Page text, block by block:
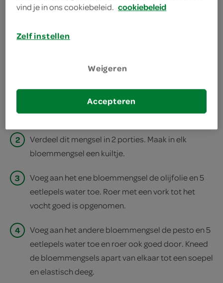
deel op twitter
deel op facebook
1
Verwarm de oven voor op 220°C. Meng de bloem
met het bakpoeder en 1 theelepel zout in een kom
goed door elkaar.
2
Verdeel dit mengsel in 2 porties. Maak in elk
bloemmengsel een kuiltje.
3
Voeg aan het ene bloemmengsel de olijfolie en 5
eetlepels water toe. Roer met een vork tot het
vocht goed is opgenomen.
4
Voeg aan het andere bloemmengsel de pesto en 5
eetlepels water toe en roer ook goed door. Kneed
de bloemmengsels apart van elkaar tot een soepel
en elastisch deeg.
vind je in ons cookiebeleid. cookiebeleid
Zelf instellen
Weigeren
Accepteren